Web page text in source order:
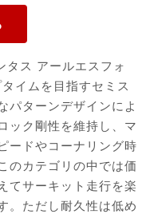
ス アールエスフォ
イムを目指すセミス
パターンデザインによ
ック剛性を維持し、マ
ードやコーナリング時
のカテゴリの中では価
てサーキット走行を楽
。ただし耐久性は低め